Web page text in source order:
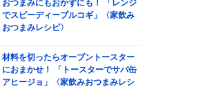
おつまみにもおかずにも！ 「レンジ
でスピーディープルコギ」〈家飲み
おつまみレシピ〉
材料を切ったらオーブントースター
におまかせ！ 「トースターでサバ缶
アヒージョ」〈家飲みおつまみレシ